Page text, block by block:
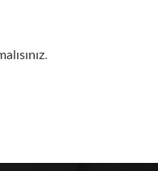
.